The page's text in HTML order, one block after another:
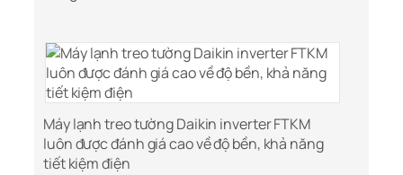
Máy lạnh treo tường Daikin inverter FTKM
luôn được đánh giá cao về độ bền, khả năng
tiết kiệm điện